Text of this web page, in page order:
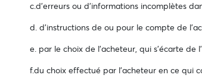
c.d’erreurs ou d’informations incomplètes
d. d’instructions de ou pour le compte de
e. par le choix de l’acheteur, qui s'écarte
f.du choix effectué par l'acheteur en ce qui